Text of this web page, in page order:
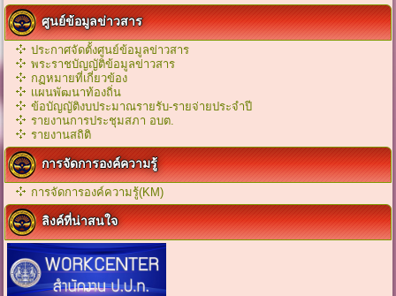
ศูนย์ข้อมูลข่าวสาร
ประกาศจัดตั้งศูนย์ข้อมูลข่าวสาร
พระราชบัญญัติข้อมูลข่าวสาร
กฏหมายที่เกี่ยวข้อง
เเผนพัฒนาท้องถิ่น
ข้อบัญญัติงบประมาณรายรับ-รายจ่ายประจำปี
รายงานการประชุมสภา อบต.
รายงานสถิติ
การจัดการองค์ความรู้
การจัดการองค์ความรู้(KM)
ลิงค์ที่น่าสนใจ